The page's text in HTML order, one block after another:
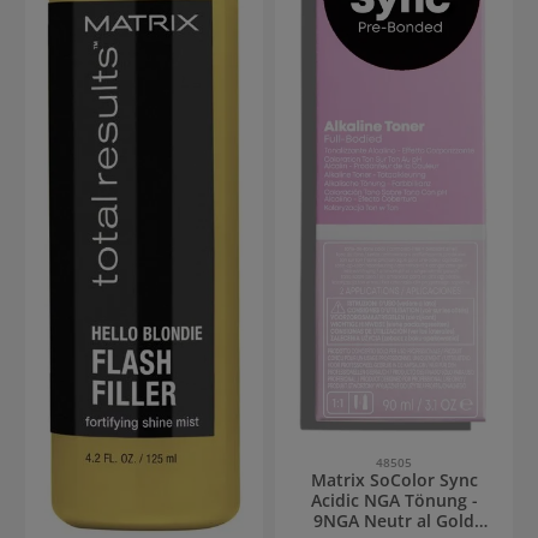
coloriertes Haar Matrix Super
Sync Pre-Bonded Kühle
Nuancen: Innovative Tönung
mit pflegendem Komplex Die
Matrix Super Sync Pre-
Bonded Tönung mit
patentiertem Pre-Bonded-
Complex enthält pflegende
Polymere und schenkt ein
geschmeidiges Haargefühl.
Sie erleichtern das Auftragen,
während das Glide-
Enhancing-Öl ein müheloses
Durchziehen der Haarfarbe
ermöglicht. Zitronensäure
schützen und stärken
Haarbrücken und Haarfasern
nach nur einer Anwendung.
Matrix Super Sync Pre-
Bonded Kühle Nuancen
Anwendung Super Sync wird
als klassische Tönung auf
trockenes oder
beträgt bis zu 20 Minuten.
Bond Balm Nach der
Haarwäsche mit dem
Shampoo und der
Anwendung des Conditioners
das handtuchtrockene Haar
auftragen. Auf die Längen
und Spitzen konzentrieren.
Vor dem Föhnen oder
Lufttrocknen verwenden –
nicht ausspülen.
48505
Matrix SoColor Sync
Acidic NGA Tönung -
9NGA Neutr al Gold